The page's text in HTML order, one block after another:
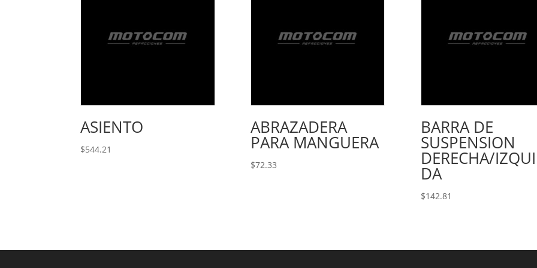
ASIENTO
$544.21
ABRAZADERA
PARA MANGUERA
$72.33
BARRA DE
SUSPENSION
DERECHA/
DA
$142.81